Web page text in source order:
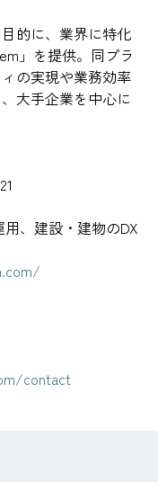
的に、業界に特化
」を提供。同プラ
の実現や業務効率
大手企業を中心に
、建設・建物のDX
contact